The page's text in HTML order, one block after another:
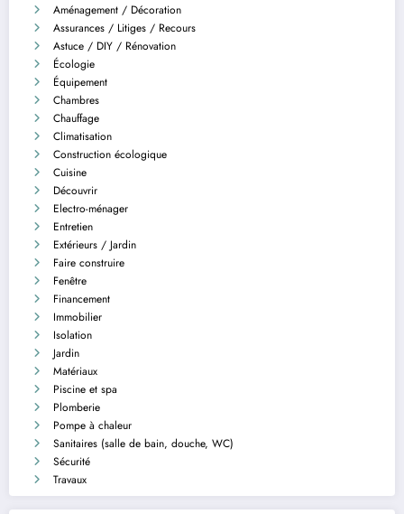
Aménagement / Décoration
Assurances / Litiges / Recours
Astuce / DIY / Rénovation
Écologie
Équipement
Chambres
Chauffage
Climatisation
Construction écologique
Cuisine
Découvrir
Electro-ménager
Entretien
Extérieurs / Jardin
Faire construire
Fenêtre
Financement
Immobilier
Isolation
Jardin
Matériaux
Piscine et spa
Plomberie
Pompe à chaleur
Sanitaires (salle de bain, douche, WC)
Sécurité
Travaux